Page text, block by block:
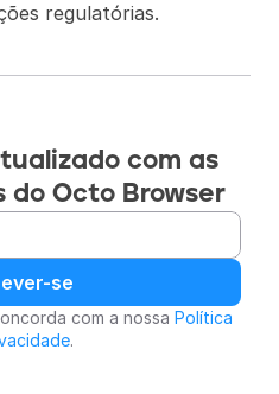
regulatórias.
com as
Octo Browser
se
com a nossa Política
.